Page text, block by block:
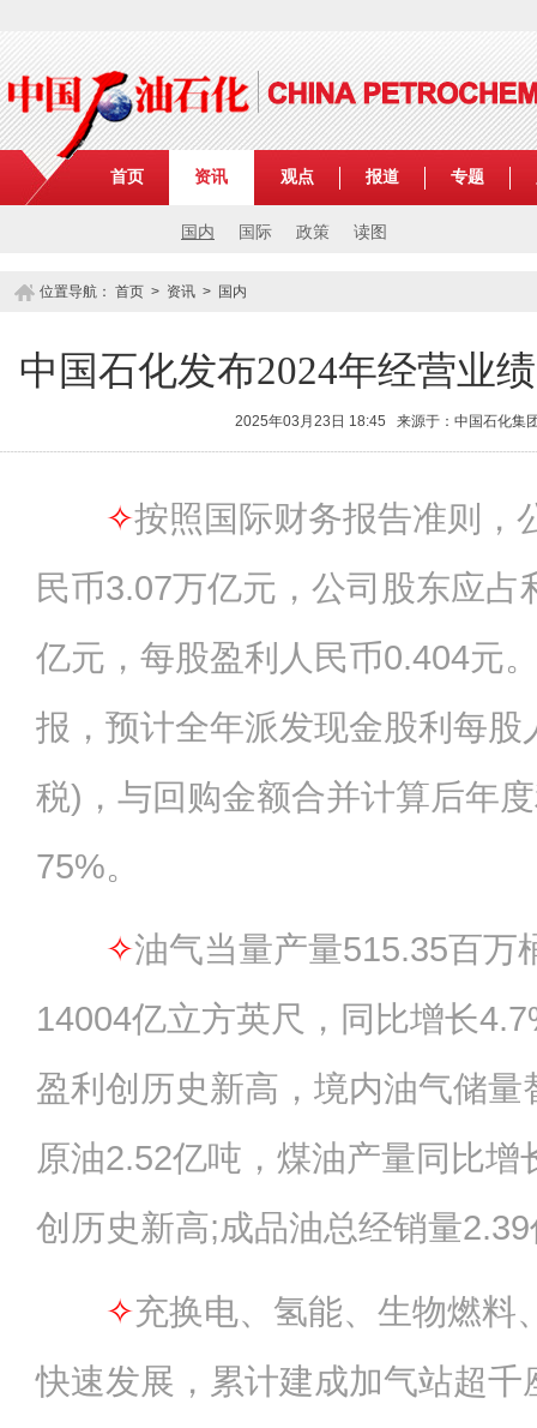
首页 资讯
国内 国际 政策 读图
观点 报道 专题
位置导航： 首页 > 资讯 > 国内
中国石化发布2024年经营业
2025年03月23日 18:45 来源于：中国石化
✧按照国际财务报告准则，
民币3.07万亿元，公司股东应占
亿元，每股盈利人民币0.404元
报，预计全年派发现金股利每股
税)，与回购金额合并计算后年
75%。
✧油气当量产量515.35百万
14004亿立方英尺，同比增长
盈利创历史新高，境内油气储
原油2.52亿吨，煤油产量同比增
创历史新高;成品油总经销量
✧充换电、氢能、生物燃料
快速发展，累计建成加气站超千